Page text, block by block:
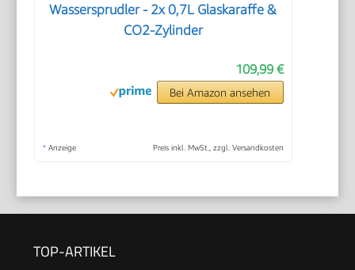
Wassersprudler - 2x 0,7L Glaskaraffe &
CO2-Zylinder
109,99 €
Bei Amazon ansehen
* Anzeige Preis inkl. MwSt., zzgl. Versandkosten
TOP-ARTIKEL